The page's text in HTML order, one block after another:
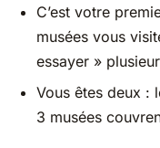
C’est votre
musées vous
essayer »
Vous êtes deux :
3 musées